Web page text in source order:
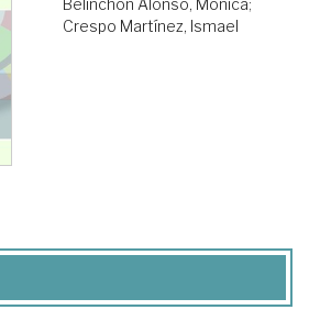
Crespo Martínez, Ismael